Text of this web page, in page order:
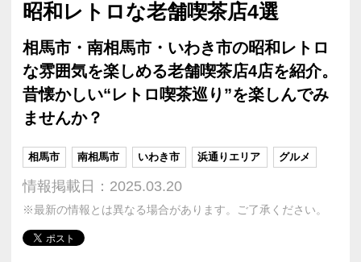
昭和レトロな老舗喫茶店4選
相馬市・南相馬市・いわき市の昭和レトロ
な雰囲気を楽しめる老舗喫茶店4店を紹介。
昔懐かしい“レトロ喫茶巡り”を楽しんでみ
ませんか？
相馬市 南相馬市 いわき市 浜通りエリア グルメ
情報掲載日：2025.03.20
※最新の情報とは異なる場合があります。ご了承ください。